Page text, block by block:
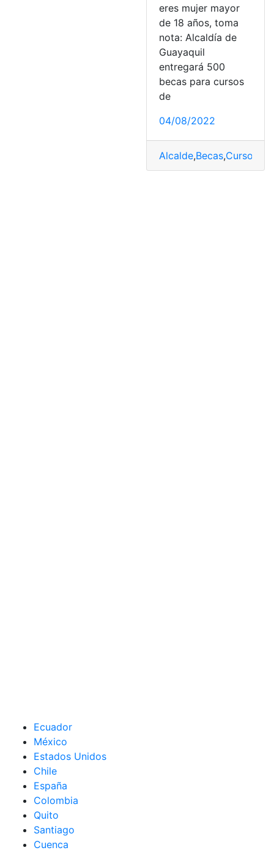
eres mujer mayor
de 18 años, toma
nota: Alcaldía de
Guayaquil
entregará 500
becas para cursos
de
04/08/2022
Alcalde,Becas,Cursos
Ecuador
México
Estados Unidos
Chile
España
Colombia
Quito
Santiago
Cuenca